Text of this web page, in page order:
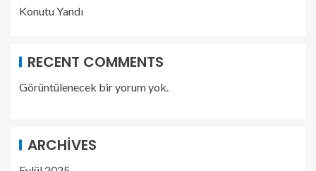
Konutu Yandı
RECENT COMMENTS
Görüntülenecek bir yorum yok.
ARCHIVES